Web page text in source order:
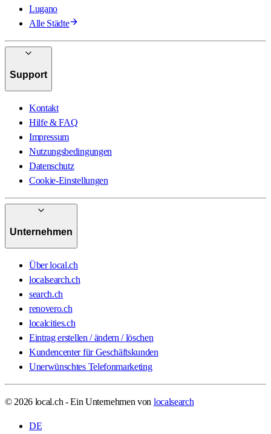
Lugano
Alle Städte
Support
Kontakt
Hilfe & FAQ
Impressum
Nutzungsbedingungen
Datenschutz
Cookie-Einstellungen
Unternehmen
Über local.ch
localsearch.ch
search.ch
renovero.ch
localcities.ch
Eintrag erstellen / ändern / löschen
Kundencenter für Geschäftskunden
Unerwünschtes Telefonmarketing
© 2026 local.ch - Ein Unternehmen von localsearch
DE